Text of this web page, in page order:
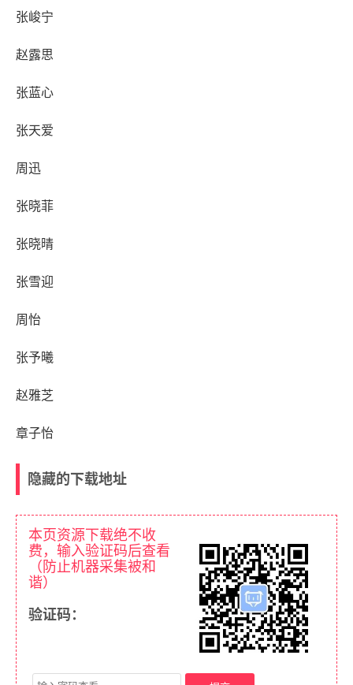
张峻宁
赵露思
张蓝心
张天爱
周迅
张晓菲
张晓晴
张雪迎
周怡
张予曦
赵雅芝
章子怡
隐藏的下载地址
本页资源下载绝不收
费，输入验证码后查看
（防止机器采集被和
谐）
验证码：